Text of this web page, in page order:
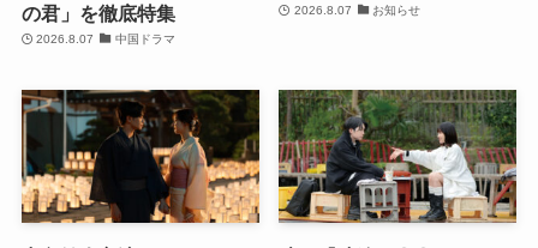
の君」を徹底特集
2026.8.07 中国ドラマ
2026.8.07 お知らせ